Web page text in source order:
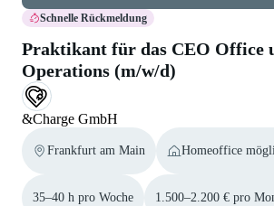
Schnelle Rückmeldung
Praktikant für das CEO Office
Operations (m/w/d)
&Charge GmbH
Frankfurt am Main Homeoffice
35–40 h pro Woche 1.500–2.200 € pro